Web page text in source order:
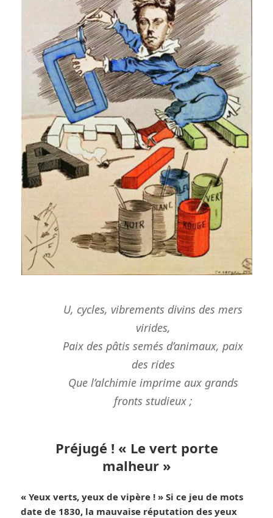
U, cycles, vibrements divins des mers
virides,
Paix des pâtis semés d’animaux, paix
des rides
Que l’alchimie imprime aux grands
fronts studieux ;
Préjugé ! « Le vert porte
malheur »
« Yeux verts, yeux de vipère ! » Si ce jeu de mots
date de 1830, la mauvaise réputation des yeux